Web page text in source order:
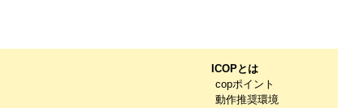
ICOPとは
copポイント
動作推奨環境